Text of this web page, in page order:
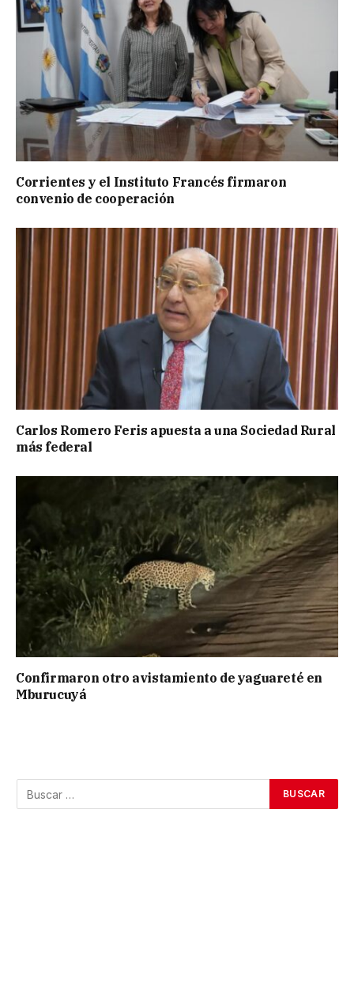
Corrientes y el Instituto Francés firmaron
convenio de cooperación
Carlos Romero Feris apuesta a una Sociedad Rural
más federal
Confirmaron otro avistamiento de yaguareté en
Mburucuyá